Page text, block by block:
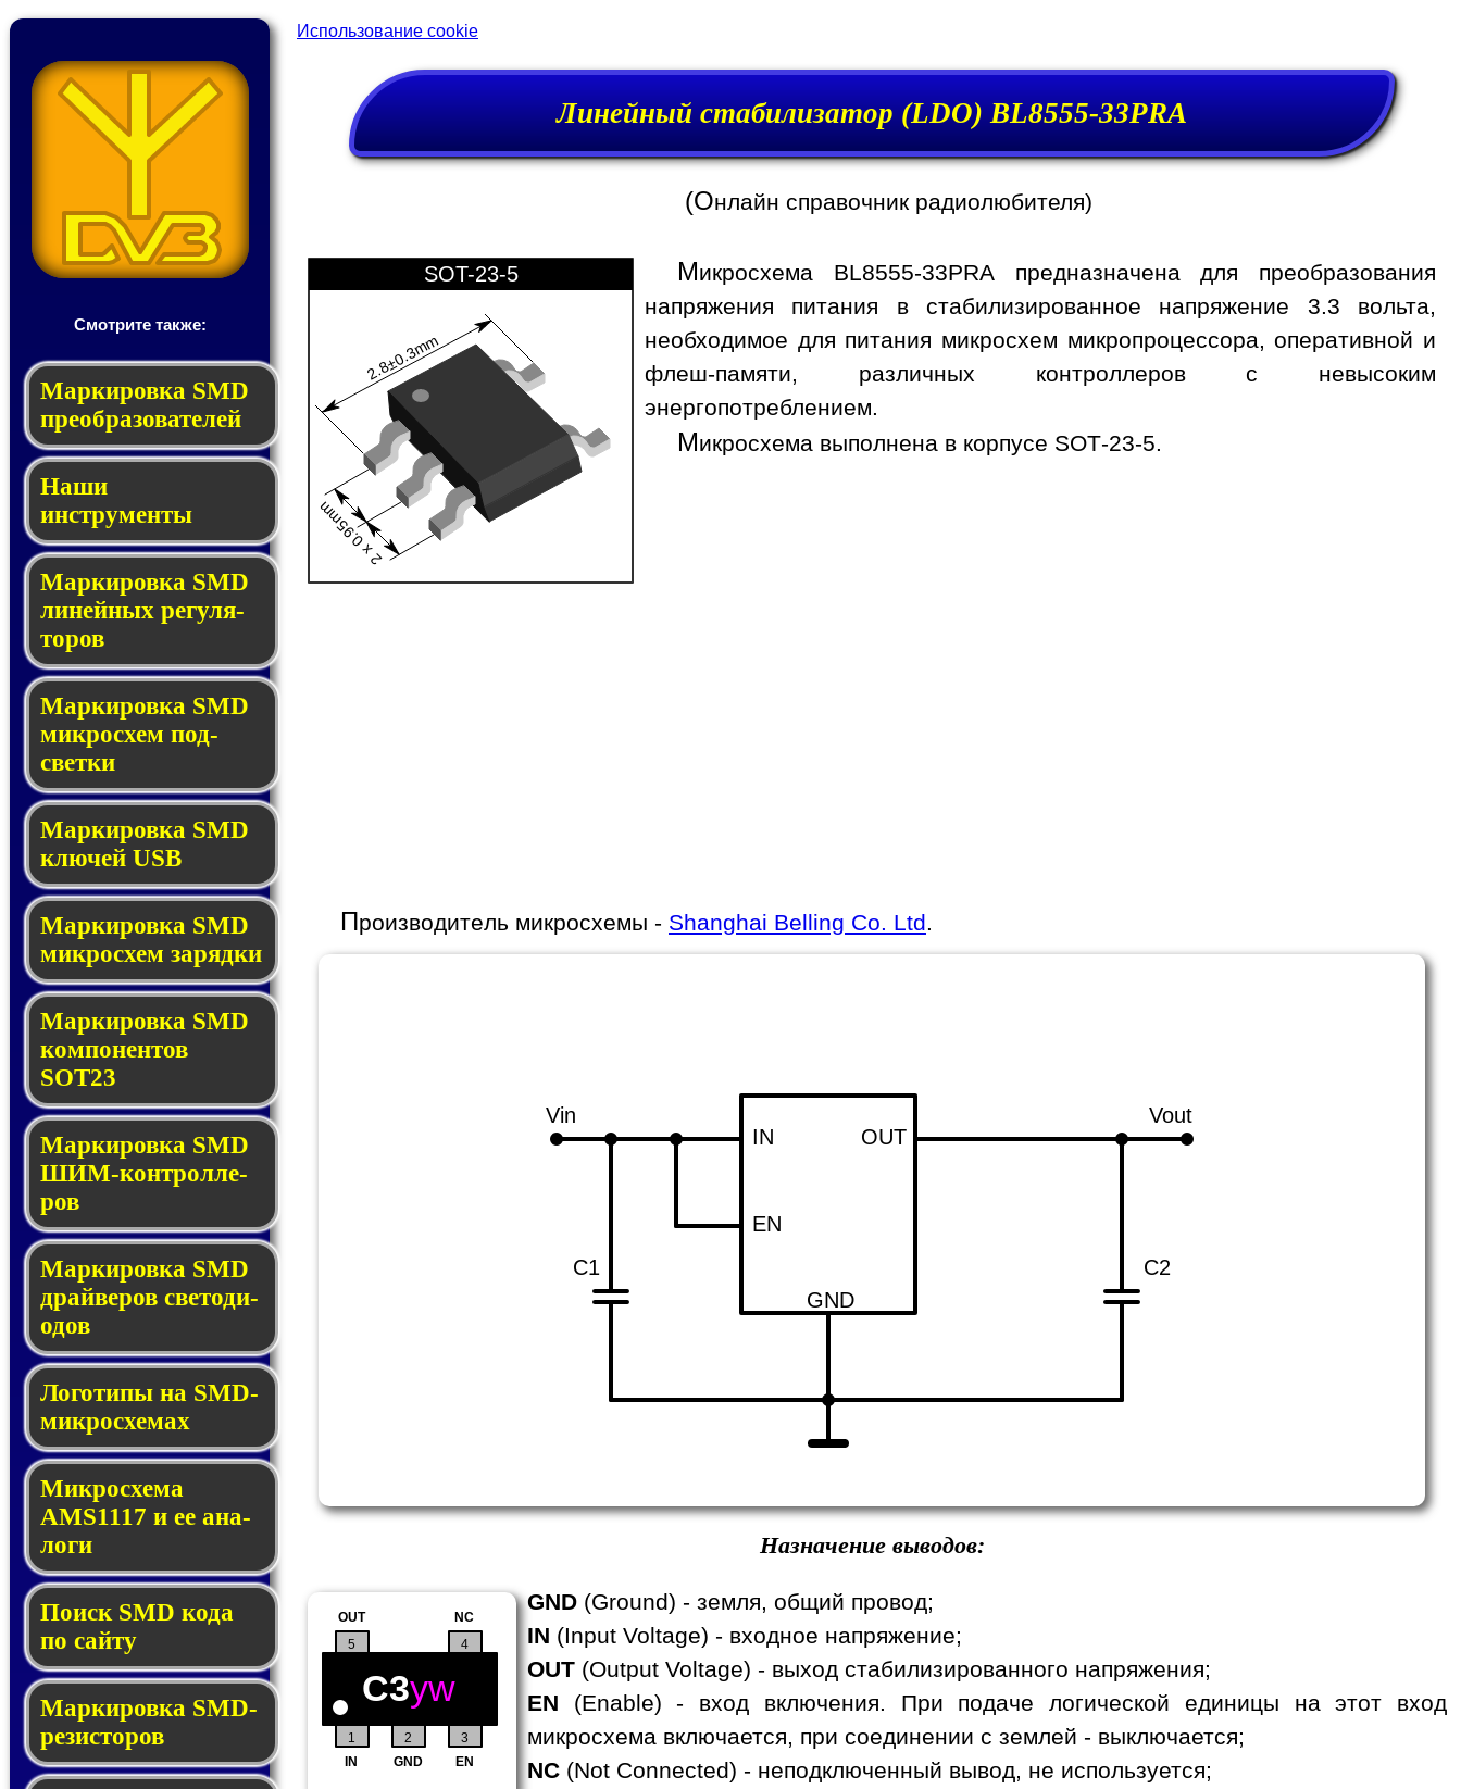
Смотрите также:
Мар­ки­ров­ка SMD
пре­об­ра­зо­ва­те­лей
Наши
инструменты
Маркировка SMD
ли­ней­ных ре­гу­ля­
то­ров
Маркировка SMD
мик­ро­схем под­
свет­ки
Маркировка SMD
клю­чей USB
Маркировка SMD
мик­рос­хем за­ряд­ки
Маркировка SMD
ком­по­нен­тов
SOT23
Маркировка SMD
ШИМ-кон­трол­ле­
ров
Маркировка SMD
драй­ве­ров све­то­ди­
о­дов
Логотипы на SMD-
мик­ро­схе­мах
Микросхема
AMS1117 и ее ана­
ло­ги
Поиск SMD ко­да
по сай­ту
Маркировка SMD-
ре­зис­то­ров
Использование cookie
Линейный стабилизатор (LDO) BL8555-33PRA
(Онлайн справочник радиолюбителя)
2.8±0.3mm
2 x 0.95mm
SOT-23-5 Микросхема BL8555-33PRA предназначена для преобразования
напряжения питания в стабилизированное напряжение 3.3 вольта,
необходимое для питания микросхем микропроцессора, оперативной и
флеш-памяти, различных контроллеров с невысоким
энергопотреблением.
Микросхема выполнена в корпусе SOT-23-5.
Производитель микросхемы - Shanghai Belling Co. Ltd
IN OUT
GND
Vin Vout
C1 C2
EN
Назначение выводов:
1 2 3
4
IN GND EN
NC
5
OUT
C3yw
GND (Ground) - земля, общий провод;
IN (Input Voltage) - входное напряжение;
OUT (Output Voltage) - выход стабилизированного напряжения;
EN (Enable) - вход включения. При подаче логической единицы на этот вход
микросхема включается, при соединении с землей - выключается;
NC (Not Connected) - неподключенный вывод, не используется;